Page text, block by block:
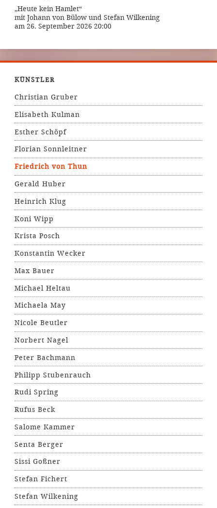
„Heute kein Hamlet“
mit Johann von Bülow und Stefan Wilkening
am 26. September 2026 20:00
KÜNSTLER
Christian Gruber
Elisabeth Kulman
Esther Schöpf
Florian Sonnleitner
Friedrich von Thun
Gerald Huber
Heinrich Klug
Koni Wipp
Krista Posch
Konstantin Wecker
Max Bauer
Michael Heltau
Michaela May
Nicole Beutler
Norbert Nagel
Peter Bachmann
Philipp Stubenrauch
Rudi Spring
Rufus Beck
Salome Kammer
Senta Berger
Sissi Goßner
Stefan Fichert
Stefan Wilkening